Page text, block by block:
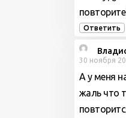
Ответить
30 ноября
А у меня
жаль что